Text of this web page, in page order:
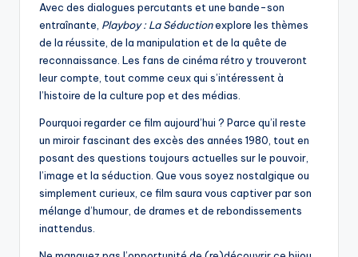
Avec des dialogues percutants et une bande-son
entraînante, Playboy : La Séductionexplore les thèmes
de la réussite, de la manipulation et de la quête de
reconnaissance. Les fans de cinéma rétro y trouveront
leur compte, tout comme ceux qui s’intéressent à
l’histoire de la culture pop et des médias.
Pourquoi regarder ce film aujourd’hui ? Parce qu’il reste
un miroir fascinant des excès des années 1980, tout en
posant des questions toujours actuelles sur le pouvoir,
l’image et la séduction. Que vous soyez nostalgique ou
simplement curieux, ce film saura vous captiver par son
mélange d’humour, de drames et de rebondissements
inattendus.